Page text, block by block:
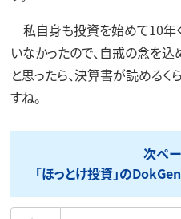
私自身も投資を始めて10年
いなかったので、自戒の念を
と思ったら、決算書が読める
すね。
次ペ
「ほっとけ投資」の
最初